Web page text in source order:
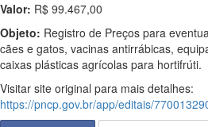
Valor: R$ 99.467,00
Objeto: Registro de Preços para
cães e gatos, vacinas antirrábicas,
caixas plásticas agrícolas para hortifrúti.
Visitar site original para mais detalhes:
https://pncp.gov.br/app/editais/